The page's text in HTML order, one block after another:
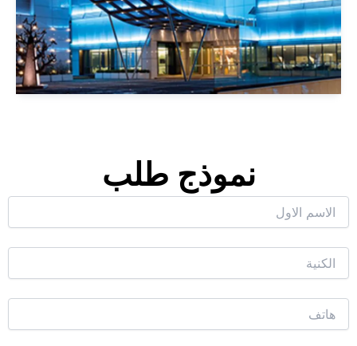
انظر
الملف
الشخصي
نموذج طلب